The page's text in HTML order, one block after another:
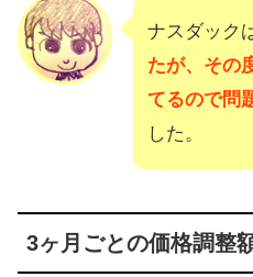
ナスダック
たが、その
てるので問
した。
3ヶ月ごとの価格調整